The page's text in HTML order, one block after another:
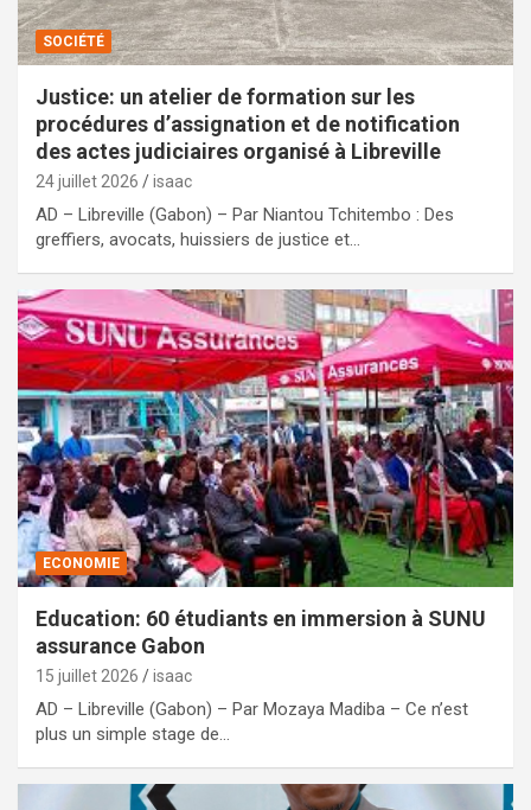
SOCIÉTÉ
Justice: un atelier de formation sur les
procédures d’assignation et de notification
des actes judiciaires organisé à Libreville
24 juillet 2026 isaac
AD – Libreville (Gabon) – Par Niantou Tchitembo : Des
greffiers, avocats, huissiers de justice et…
ECONOMIE
Education: 60 étudiants en immersion à SUNU
assurance Gabon
15 juillet 2026 isaac
AD – Libreville (Gabon) – Par Mozaya Madiba – Ce n’est
plus un simple stage de…